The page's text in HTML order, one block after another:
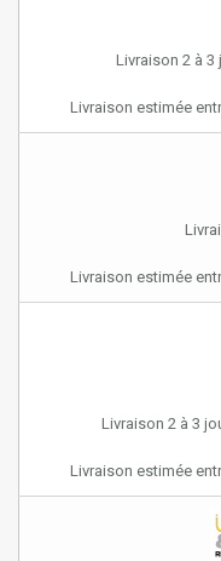
Livraison 2 à 3
Livraison estimée
Livraison estimée
Livraison 2 à 3
Livraison estimée